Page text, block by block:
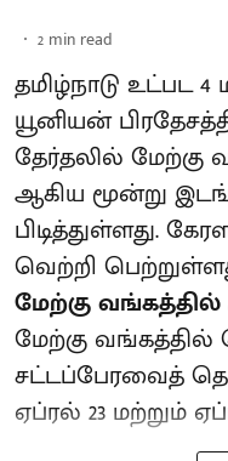
2 min read
தமிழ்நாடு உட்பட
யூனியன்
தேர்தலில் மேற்கு
ஆகிய மூன்று
பிடித்துள்ளது.
வெற்றி
மேற்கு
மேற்கு வங்கத்தில்
சட்டப்பேரவைத்
ஏப்ரல் 23 மற்றும்